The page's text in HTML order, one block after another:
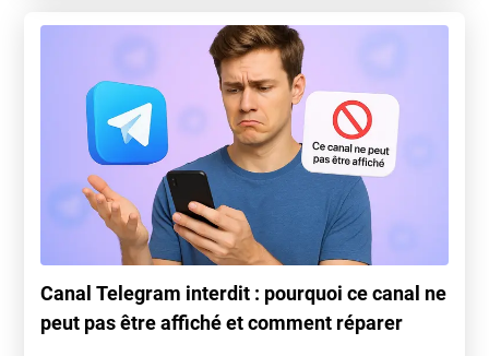
Canal Telegram interdit : pourquoi ce canal ne
peut pas être affiché et comment réparer